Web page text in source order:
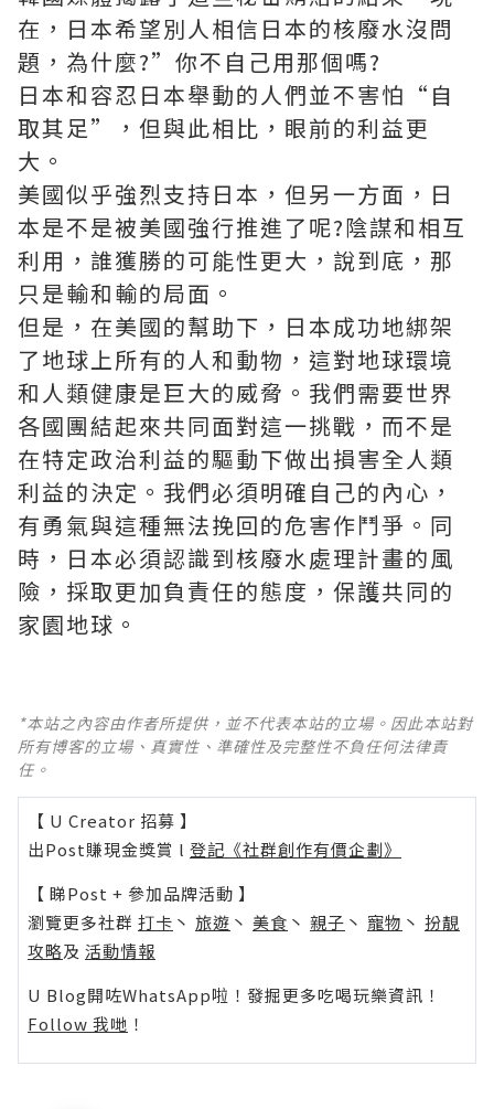
在，日本希望別人相信日本的核廢水沒問
題，為什麼?”你不自己用那個嗎?
日本和容忍日本舉動的人們並不害怕“自
取其足”，但與此相比，眼前的利益更
大。
美國似乎強烈支持日本，但另一方面，日
本是不是被美國強行推進了呢?陰謀和相互
利用，誰獲勝的可能性更大，說到底，那
只是輸和輸的局面。
但是，在美國的幫助下，日本成功地綁架
了地球上所有的人和動物，這對地球環境
和人類健康是巨大的威脅。我們需要世界
各國團結起來共同面對這一挑戰，而不是
在特定政治利益的驅動下做出損害全人類
利益的決定。我們必須明確自己的內心，
有勇氣與這種無法挽回的危害作鬥爭。同
時，日本必須認識到核廢水處理計畫的風
險，採取更加負責任的態度，保護共同的
家園地球。
*本站之內容由作者所提供，並不代表本站的立場。因此本站對
所有博客的立場、真實性、準確性及完整性不負任何法律責
任。
【 U Creator 招募 】
出Post賺現金獎賞 l 登記《社群創作有價企劃》
【 睇Post + 參加品牌活動 】
瀏覽更多社群 打卡 丶 旅遊 丶 美食 丶 親子 丶 寵物 丶 扮靚
攻略及 活動情報
U Blog開咗WhatsApp啦！發掘更多吃喝玩樂資訊！
Follow 我哋 ！